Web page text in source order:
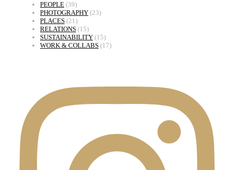
PEOPLE (39)
PHOTOGRAPHY (23)
PLACES (21)
RELATIONS (15)
SUSTAINABILITY (15)
WORK & COLLABS (17)